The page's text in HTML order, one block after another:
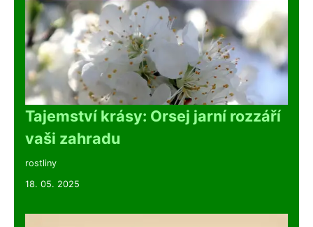
Tajemství krásy: Orsej jarní rozzáří
vaši zahradu
rostliny
18. 05. 2025